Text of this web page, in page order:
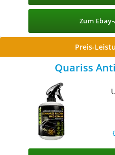
Zum
Preis-
Quariss